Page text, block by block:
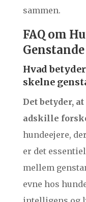
sammen.
FAQ om
Genstande
Hvad
skelne
Det betyder,
adskille
hundeejere,
er det
mellem
evne hos